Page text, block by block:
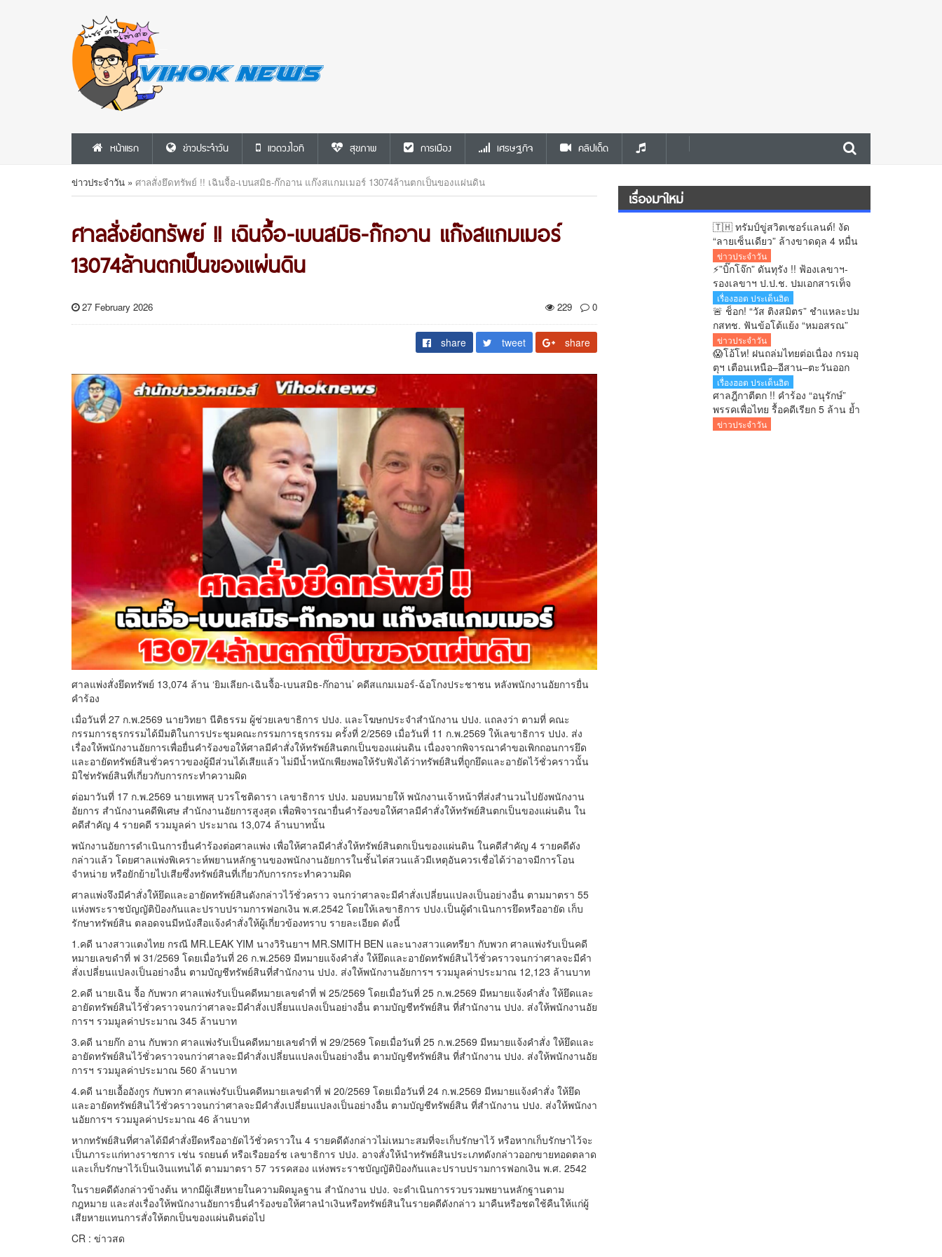
หน้าแรก ข่าวประจำวัน แวดวงไอที สุขภาพ การเมือง เศรษฐกิจ คลิปเด็ด
ข่าวประจำวัน » ศาลสั่งยึดทรัพย์ !! เฉินจื้อ-เบนสมิธ-ก๊กอาน แก๊งสแกมเมอร์ 13074ล้านตกเป็นของแผ่นดิน
ศาลสั่งยึดทรัพย์ !! เฉินจื้อ-เบนสมิธ-ก๊กอาน แก๊งสแกมเมอร์
13074ล้านตกเป็นของแผ่นดิน
27 February 2026 229 0
share tweet share
ศาลแพ่งสั่งยึดทรัพย์ 13,074 ล้าน ‘ยิมเลียก-เฉินจื้อ-เบนสมิธ-ก๊กอาน’ คดีสแกมเมอร์-ฉ้อโกงประชาชน หลังพนักงานอัยการยื่น
คำร้อง
เมื่อวันที่ 27 ก.พ.2569 นายวิทยา นีติธรรม ผู้ช่วยเลขาธิการ ปปง. และโฆษกประจำสำนักงาน ปปง. แถลงว่า ตามที่ คณะ
กรรมการธุรกรรมได้มีมติในการประชุมคณะกรรมการธุรกรรม ครั้งที่ 2/2569 เมื่อวันที่ 11 ก.พ.2569 ให้เลขาธิการ ปปง. ส่ง
เรื่องให้พนักงานอัยการเพื่อยื่นคำร้องขอให้ศาลมีคำสั่งให้ทรัพย์สินตกเป็นของแผ่นดิน เนื่องจากพิจารณาคำขอเพิกถอนการยึด
และอายัดทรัพย์สินชั่วคราวของผู้มีส่วนได้เสียแล้ว ไม่มีน้ำหนักเพียงพอให้รับฟังได้ว่าทรัพย์สินที่ถูกยึดและอายัดไว้ชั่วคราวนั้น
มิใช่ทรัพย์สินที่เกี่ยวกับการกระทำความผิด
ต่อมาวันที่ 17 ก.พ.2569 นายเทพสุ บวรโชติดารา เลขาธิการ ปปง. มอบหมายให้ พนักงานเจ้าหน้าที่ส่งสำนวนไปยังพนักงาน
อัยการ สำนักงานคดีพิเศษ สำนักงานอัยการสูงสุด เพื่อพิจารณายื่นคำร้องขอให้ศาลมีคำสั่งให้ทรัพย์สินตกเป็นของแผ่นดิน ใน
คดีสำคัญ 4 รายคดี รวมมูลค่า ประมาณ 13,074 ล้านบาทนั้น
พนักงานอัยการดำเนินการยื่นคำร้องต่อศาลแพ่ง เพื่อให้ศาลมีคำสั่งให้ทรัพย์สินตกเป็นของแผ่นดิน ในคดีสำคัญ 4 รายคดีดัง
กล่าวแล้ว โดยศาลแพ่งพิเคราะห์พยานหลักฐานของพนักงานอัยการในชั้นไต่สวนแล้วมีเหตุอันควรเชื่อได้ว่าอาจมีการโอน
จำหน่าย หรือยักย้ายไปเสียซึ่งทรัพย์สินที่เกี่ยวกับการกระทำความผิด
ศาลแพ่งจึงมีคำสั่งให้ยึดและอายัดทรัพย์สินดังกล่าวไว้ชั่วคราว จนกว่าศาลจะมีคำสั่งเปลี่ยนแปลงเป็นอย่างอื่น ตามมาตรา 55
แห่งพระราชบัญญัติป้องกันและปราบปรามการฟอกเงิน พ.ศ.2542 โดยให้เลขาธิการ ปปง.เป็นผู้ดำเนินการยึดหรืออายัด เก็บ
รักษาทรัพย์สิน ตลอดจนมีหนังสือแจ้งคำสั่งให้ผู้เกี่ยวข้องทราบ รายละเอียด ดังนี้
1.คดี นางสาวแตงไทย กรณี MR.LEAK YIM นางวิรินยาฯ MR.SMITH BEN และนางสาวแคทรียา กับพวก ศาลแพ่งรับเป็นคดี
หมายเลขดำที่ ฟ 31/2569 โดยเมื่อวันที่ 26 ก.พ.2569 มีหมายแจ้งคำสั่ง ให้ยึดและอายัดทรัพย์สินไว้ชั่วคราวจนกว่าศาลจะมีคำ
สั่งเปลี่ยนแปลงเป็นอย่างอื่น ตามบัญชีทรัพย์สินที่สำนักงาน ปปง. ส่งให้พนักงานอัยการฯ รวมมูลค่าประมาณ 12,123 ล้านบาท
2.คดี นายเฉิน จื้อ กับพวก ศาลแพ่งรับเป็นคดีหมายเลขดำที่ ฟ 25/2569 โดยเมื่อวันที่ 25 ก.พ.2569 มีหมายแจ้งคำสั่ง ให้ยึดและ
อายัดทรัพย์สินไว้ชั่วคราวจนกว่าศาลจะมีคำสั่งเปลี่ยนแปลงเป็นอย่างอื่น ตามบัญชีทรัพย์สิน ที่สำนักงาน ปปง. ส่งให้พนักงานอัย
การฯ รวมมูลค่าประมาณ 345 ล้านบาท
3.คดี นายก๊ก อาน กับพวก ศาลแพ่งรับเป็นคดีหมายเลขดำที่ ฟ 29/2569 โดยเมื่อวันที่ 25 ก.พ.2569 มีหมายแจ้งคำสั่ง ให้ยึดและ
อายัดทรัพย์สินไว้ชั่วคราวจนกว่าศาลจะมีคำสั่งเปลี่ยนแปลงเป็นอย่างอื่น ตามบัญชีทรัพย์สิน ที่สำนักงาน ปปง. ส่งให้พนักงานอัย
การฯ รวมมูลค่าประมาณ 560 ล้านบาท
4.คดี นายเอื้ออังกูร กับพวก ศาลแพ่งรับเป็นคดีหมายเลขดำที่ ฟ 20/2569 โดยเมื่อวันที่ 24 ก.พ.2569 มีหมายแจ้งคำสั่ง ให้ยึด
และอายัดทรัพย์สินไว้ชั่วคราวจนกว่าศาลจะมีคำสั่งเปลี่ยนแปลงเป็นอย่างอื่น ตามบัญชีทรัพย์สิน ที่สำนักงาน ปปง. ส่งให้พนักงา
นอัยการฯ รวมมูลค่าประมาณ 46 ล้านบาท
หากทรัพย์สินที่ศาลได้มีคำสั่งยึดหรืออายัดไว้ชั่วคราวใน 4 รายคดีดังกล่าวไม่เหมาะสมที่จะเก็บรักษาไว้ หรือหากเก็บรักษาไว้จะ
เป็นภาระแก่ทางราชการ เช่น รถยนต์ หรือเรือยอร์ช เลขาธิการ ปปง. อาจสั่งให้นำทรัพย์สินประเภทดังกล่าวออกขายทอดตลาด
และเก็บรักษาไว้เป็นเงินแทนได้ ตามมาตรา 57 วรรคสอง แห่งพระราชบัญญัติป้องกันและปราบปรามการฟอกเงิน พ.ศ. 2542
ในรายคดีดังกล่าวข้างต้น หากมีผู้เสียหายในความผิดมูลฐาน สำนักงาน ปปง. จะดำเนินการรวบรวมพยานหลักฐานตาม
กฎหมาย และส่งเรื่องให้พนักงานอัยการยื่นคำร้องขอให้ศาลนำเงินหรือทรัพย์สินในรายคดีดังกล่าว มาคืนหรือชดใช้คืนให้แก่ผู้
เสียหายแทนการสั่งให้ตกเป็นของแผ่นดินต่อไป
CR : ข่าวสด
เรื่องมาใหม่
🇹🇭 ทรัมป์ขู่สวิตเซอร์แลนด์! งัด
“ลายเซ็นเดียว” ล้างขาดดุล 4 หมื่น
ล้านดอลลาร์
ข่าวประจำวัน
⚡”บิ๊กโจ๊ก” ดันทุรัง !! ฟ้องเลขาฯ-
รองเลขาฯ ป.ป.ช. ปมเอกสารเท็จ
คดีสินบนทองคำ หลังโดนศาลฎีกา
ตั้งองคณะชี้มูลความผิดไปแล้ว
เรื่องฮอต ประเด็นฮิต
🚨 ช็อก! “วัส ติงสมิตร” ชำแหละปม
กสทช. ฟันข้อโต้แย้ง “หมอสรณ”
คล้ายคลาดหลักนิติวิธี ย้ำ ม.15/1
ให้อำนาจกรรมการสรรหาชี้ขาด
ข่าวประจำวัน
😱โอ้โห! ฝนถล่มไทยต่อเนื่อง กรมอุ
ตุฯ เตือนเหนือ–อีสาน–ตะวันออก
รับมือฝนหนักถึงหนักมาก เสี่ยง
น้ำป่า–น้ำล้นตลิ่ง
เรื่องฮอต ประเด็นฮิต
ศาลฎีกาตีตก !! คำร้อง “อนุรักษ์”
พรรคเพื่อไทย รื้อคดีเรียก 5 ล้าน ย้ำ
คดีถึงที่สุด จำคุก 6 ปี–ตัดสิทธิ
ข่าวประจำวัน